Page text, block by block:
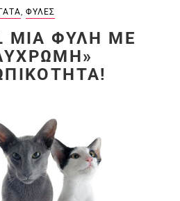
ΓΆΤΑ, ΦΥΛΈΣ
ΜΙΑ ΦΥΛΉ ΜΕ